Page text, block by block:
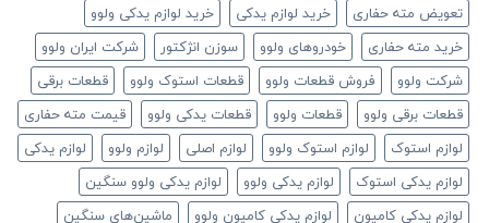
تعویض مته حفاری خرید لوازم یدکی
خرید لوازم یدکی ولوو
خرید مته حفاری
خودروهای ولوو سوزن انژکتور
شرکت ایران ولوو
شرکت ولوو
فروش قطعات ولوو قطعات استوک ولوو
قطعات برقی
قطعات برقی ولوو
قطعات ولوو قطعات یدکی ولوو
قیمت مته حفاری
لوازم استوک
لوازم استوک ولوو لوازم اصلی لوازم ولوو
لوازم یدکی
لوازم یدکی استوک
لوازم یدکی ولوو
لوازم یدکی ولوو سنگین
لوازم یدکی کامیون
لوازم یدکی کامیون ولوو
ماشین‌های سنگین